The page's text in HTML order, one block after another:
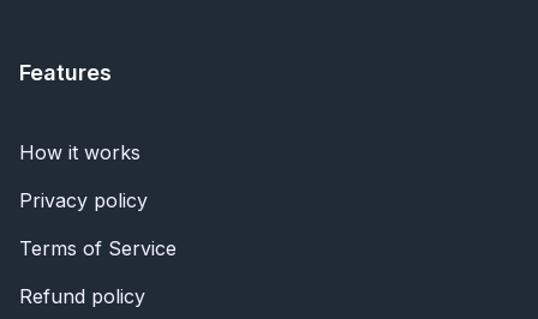
Features
How it works
Privacy policy
Terms of Service
Refund policy